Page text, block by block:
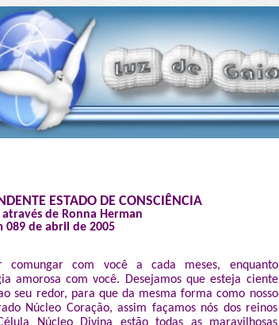
ESTADO DE CONSCIÊNCIA
de Ronna Herman
089 de abril de 2005
com você a cada meses, enquanto
amorosa com você. Desejamos que esteja ciente
seu redor, para que da mesma forma como nosso
Núcleo Coração, assim façamos nós dos reinos